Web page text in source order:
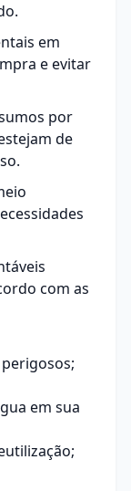
em
e evitar
por
de
com as
em sua